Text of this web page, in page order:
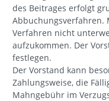
des Beitrages erfolgt
Abbuchungsverfahren.
Verfahren nicht
aufzukommen. Der
festlegen.
Der Vorstand kann
Zahlungsweise, die
Mahngebühr im